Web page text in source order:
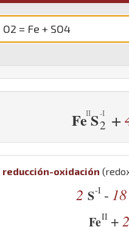
FeS2 +
reducción-oxidación
2 S-I - 18
FeII + 2